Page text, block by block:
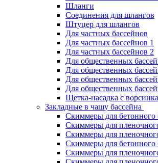
Шланги
Соединения для шлангов
Штуцер для шлангов
Для частных бассейнов
Для частных бассейнов 1
Для частных бассейнов 2
Для общественных
Для общественных
Для общественных
Для общественных
Щетка-насадка с
Закладные в чашу бассейна
Скиммеры для бетонного
Скиммеры для
Скиммеры для
Скиммеры для бетонного
Скиммеры для